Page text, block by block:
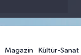
Magazin Kültür-Sanat